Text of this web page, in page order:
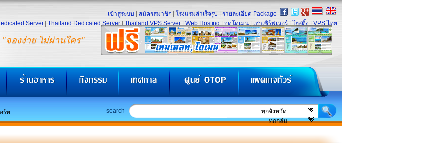
"จองง่าย ไม่ผ่านใคร"
เข้าสู่ระบบ สมัครสมาชิก โรงแรมสำเร็จรูป
รายละเอียด Package
Server
Thailand Dedicated Server Thailand VPS Server Web Hosting จดโดเมน เช่าเซิร์ฟเวอร์ โฮสติ้ง VPS ไทย
ร์ท search